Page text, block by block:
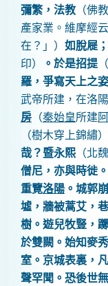
彌繁，法教 （佛教
產家業。維摩經
在？」） 如脫屣
印）
。於是招提
羅，爭寫天上之
武帝所建，在洛
房 （秦始皇所建
（樹木穿上錦繡）
哉？暨永熙 （北
僧尼，亦與時徙
重覽洛陽 。城郭
墟，牆被蒿艾，
樹。遊兒牧豎，
於雙闕。始知麥
室。京城表裏，
聲罕聞。恐後世